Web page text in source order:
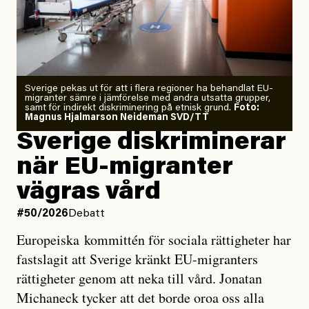
Årets El Niño kan bli den
starkaste som uppmätts
Zeke Hausfather är chockad igen efter att ha
analyserat hur de olika klimatmodellerna bedömer
läget för hur den begynnande El Niño-händelsen ska
utveckla sig. El Niño är ett återkommande
väderfenomen som uppstår när havsvattnet i delar av
Stilla havet blir ovanligt varmt. Det påverkar vädret
över stora delar av världen och under
forskare allt oftare varnat för att den här El Niñon
Det verkar vara en underdrift, menar nu Zeke
Hausfather.
Sverige pekas ut för att i flera regioner ha behandlat EU-
migranter sämre i jämförelse med andra utsatta grupper,
samt för indirekt diskriminering på etnisk grund. Foto:
Magnus Hjalmarson Neideman SVD/TT
Sverige diskriminerar
när EU-migranter
vägras vård
#50/2026 Debatt
Europeiska kommittén för sociala rättigheter har
fastslagit att Sverige kränkt EU-migranters
rättigheter genom att neka till vård. Jonatan
Michaneck tycker att det borde oroa oss alla